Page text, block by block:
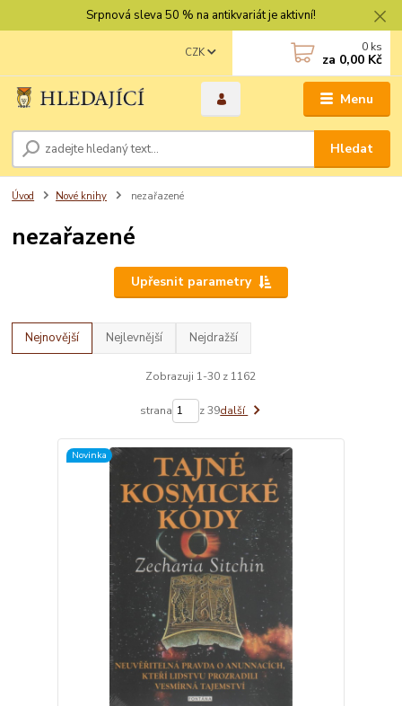
Srpnová sleva 50 % na antikvariát je aktivní!
Menu
CZK
Hledat
0 ks
za 0,00 Kč
Úvod Nové knihy nezařazené
nezařazené
Upřesnit parametry
Nejnovější Nejlevnější Nejdražší
Zobrazuji 1-30 z 1162
strana z 39další
Novinka